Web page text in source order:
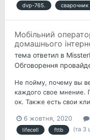
dvp-765. сварочник
Мобільний
домашнього
тема ответил в
Обговорення
Не пойму, почему вы
каждого свое мнение.
ок. Также есть свои
6 жовтня, 2020
lifecell fttb (та 3